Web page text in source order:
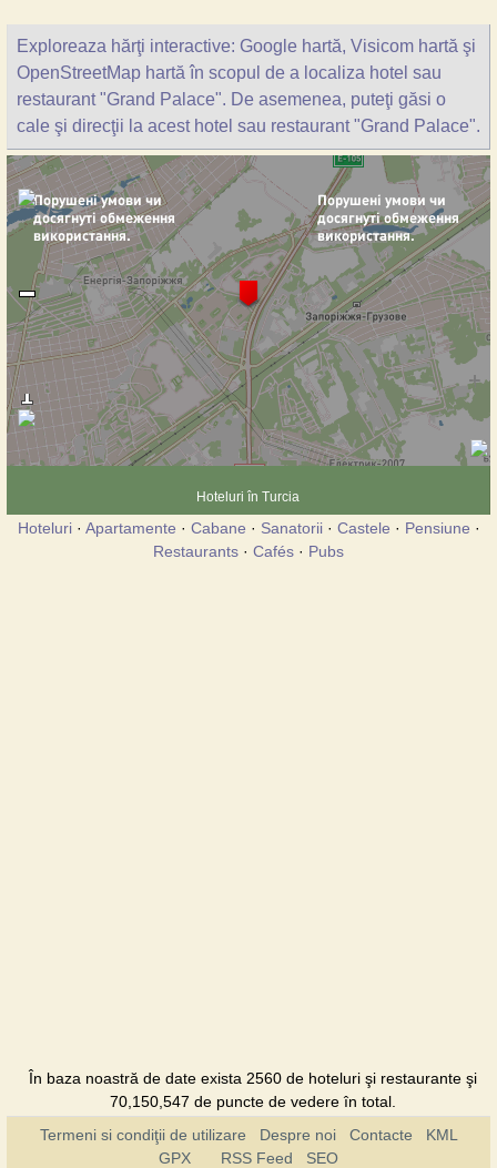
Exploreaza hărţi interactive: Google hartă, Visicom hartă şi
OpenStreetMap hartă în scopul de a localiza hotel sau
restaurant "Grand Palace". De asemenea, puteţi găsi o
cale şi direcţii la acest hotel sau restaurant "Grand Palace".
Hoteluri în Turcia
Hoteluri· Apartamente · Cabane · Sanatorii· Castele · Pensiune ·
Restaurants · Cafés · Pubs
În baza noastră de date exista 2560 de hoteluri şi restaurante şi
70,150,547 de puncte de vedere în total.
Termeni si condiţii de utilizare
Despre noi Contacte
KML
GPX
RSS Feed SEO